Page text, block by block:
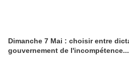
Dimanche 7 Mai : choisir entre
gouvernement de l'incompétence...